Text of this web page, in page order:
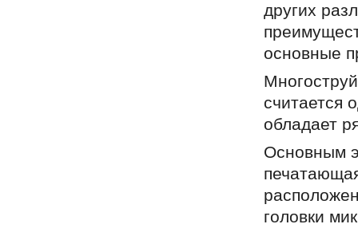
других
основные
считается
обладает
Основным
головки